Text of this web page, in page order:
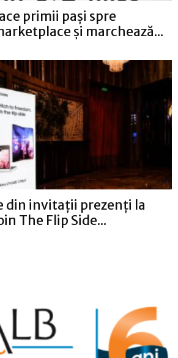
primii pași spre
și marchează...
din invitații prezenți la
The Flip Side...